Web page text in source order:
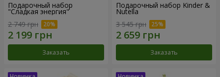
Подарочный набор
"Сладкая энергия"
2 749 грн
Заказать
Подарочный набор Kinder &
Nutella
3 545 грн
Заказать